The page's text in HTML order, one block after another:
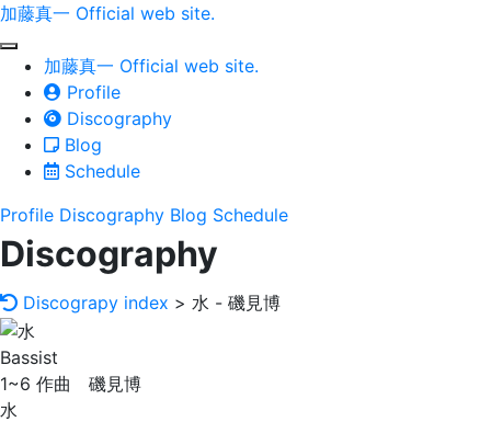
加藤真一 Official web site.
toggle
navigation
加藤真一 Official web site.
Profile
Discography
Blog
Schedule
Profile Discography Blog Schedule
Discography
Discograpy index > 水 - 磯見博
Bassist
1~6 作曲 磯見博
水